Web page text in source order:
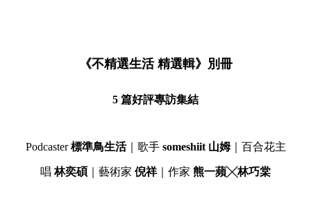
《不精選生活 精選輯》別冊
5 篇好評專訪集結
Podcaster標準鳥生活｜歌手 someshiit 山姆｜百合花主
唱林奕碩 ｜藝術家 倪祥｜作家 熊一蘋╳林巧棠